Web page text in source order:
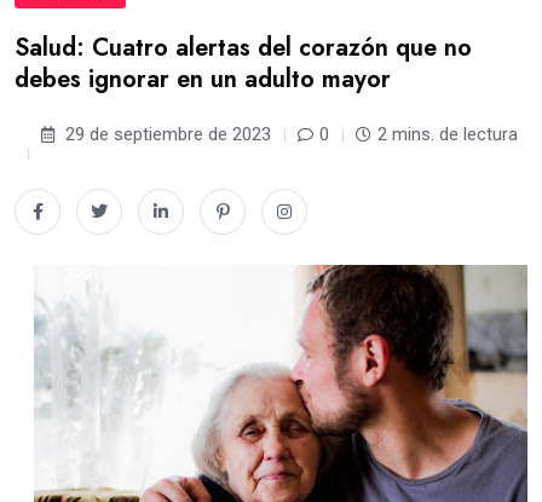
Salud: Cuatro alertas del corazón que no
debes ignorar en un adulto mayor
29 de septiembre de 2023 0 2 mins. de lectura